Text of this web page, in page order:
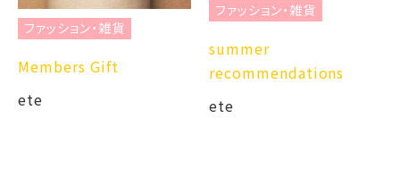
ファッション・雑貨
Members Gift
ete
ファッション・雑貨
summer
recommendations
ete